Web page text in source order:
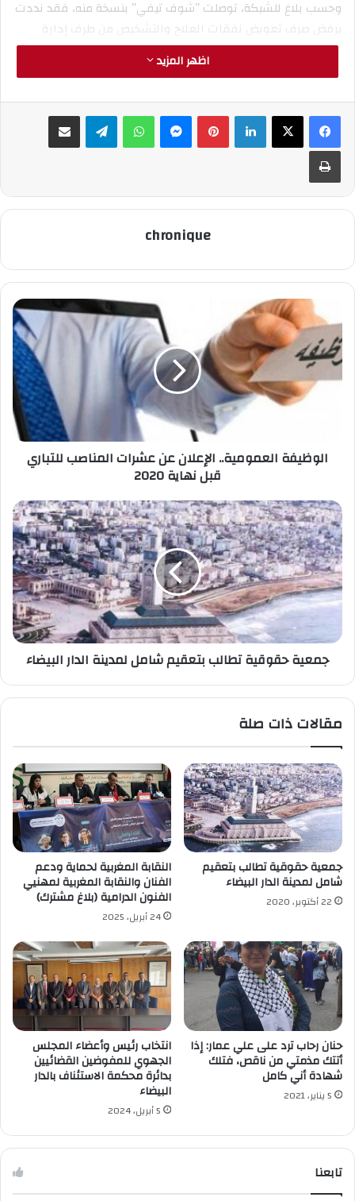
وحسب بلاغ للشبكة، توصلت ”شوف تيفي” بنسخة منه، فقد نددت
برفض صرف تعويض نفقات العلاج والتشخيص من طرف إدارة
صندوق ”كنوبس” خاصة بعد دخول القطاع الخاص، ولم تعد مجانية
العلاج والتشخيص سارية المفعول سواء بالمستشفيات أو
المؤمنين بأداء فاتورة ومبالغ مالية كبيرة حالة استشفائهم
بالمصحات الخاصة، وهم عاجزون عن أدائها، وبالتالي تدعو إلى
ضمان تعويض وتحمل كامل العلاجات والخدمات الصحية المتعلقة
بجائحة فيروس كورونا لفائدة المؤمَّنين وأسرهم، وحماية
حقوقهم في إطار القانون 65.00 بمثابة التغطية الصحية
الأساسية والتأمين الإجباري عن المرض، و الالتزام بالتوجيهات
الملكية في تحقيق التغطية الصحية الشاملة من خلال مظلة
اظهر المزيد
لينكدإن بينتيريست واتساب تيلقرام
طباعة
chronique
الوظيفة العمومية.. الإعلان عن عشرات المناصب للتباري
قبل نهاية 2020
جمعية حقوقية تطالب بتعقيم شامل لمدينة الدار البيضاء
مقالات ذات صلة
جمعية حقوقية تطالب بتعقيم
شامل لمدينة الدار البيضاء
22 أكتوبر، 2020
النقابة المغربية لحماية ودعم
الفنان والنقابة المغربية لمهنيي
الفنون الدرامية (بلاغ مشترك)
24 أبريل، 2025
حنان رحاب ترد على علي عمار: إذا
أتتك مذمتي من ناقص، فتلك
شهادة أني كامل
5 يناير، 2021
انتخاب رئيس وأعضاء المجلس
الجهوي للمفوضين القضائيين
بدائرة محكمة الاستئناف بالدار
البيضاء
5 أبريل، 2024
تابعنا